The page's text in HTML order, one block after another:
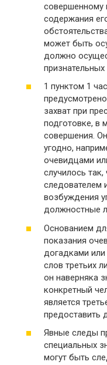
совершенному
содержания
может быть
должно
1 пунктом 1
захват при
подготовке, в
совершения.
угодно,
очевидцами
случилось
следователем
возбуждения
должностные
Основанием
показания
догадками
слов третьих
он наверняка
конкретный
является
предоставить
Явные следы
специальных
могут быть